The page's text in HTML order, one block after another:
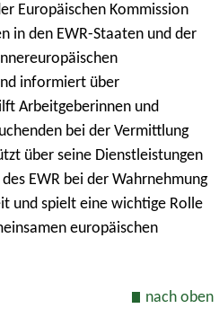
Europäischen Kommission
in den EWR-Staaten und der
informiert über
Arbeitgeberinnen und
bei der Vermittlung
über seine Dienstleistungen
EWR bei der Wahrnehmung
und spielt eine wichtige Rolle
europäischen
nach oben